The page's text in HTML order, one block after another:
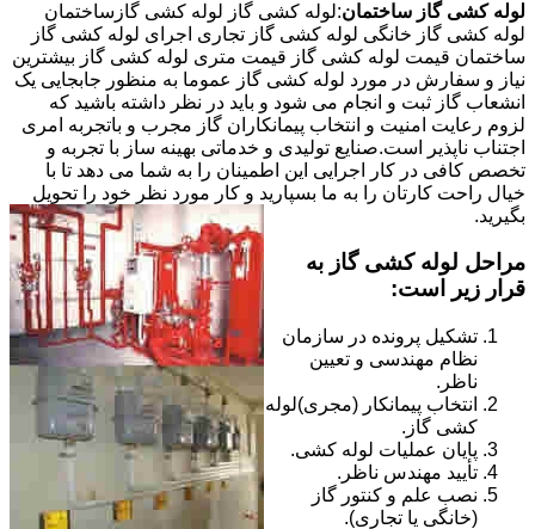
لوله کشی گاز ساختمان:لوله کشی گاز لوله کشی گازساختمان
لوله کشی گاز خانگی لوله کشی گاز تجاری اجرای لوله کشی گاز
ساختمان قیمت لوله کشی گاز قیمت متری لوله کشی گاز بیشترین
نیاز و سفارش در مورد لوله کشی گاز عموما به منظور جابجایی یک
انشعاب گاز ثبت و انجام می شود و باید در نظر داشته باشید که
لزوم رعایت امنیت و انتخاب پیمانکاران گاز مجرب و باتجربه امری
اجتناب ناپذیر است.صنایع تولیدی و خدماتی بهینه ساز با تجربه و
تخصص کافی در کار اجرایی این اطمینان را به شما می دهد تا با
خیال راحت کارتان را به ما بسپارید و کار مورد نظر خود را تحویل
بگیرید.
مراحل لوله کشی گاز به
قرار زیر است:
تشکیل پرونده در سازمان
نظام مهندسی و تعیین
ناظر.
انتخاب پیمانکار (مجری)لوله
کشی گاز.
پایان عملیات لوله کشی.
تأیید مهندس ناظر.
نصب علم و کنتور گاز
(خانگی یا تجاری).